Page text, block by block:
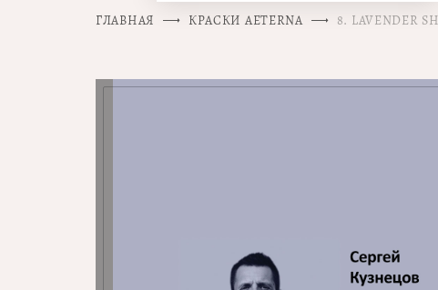
ГЛАВНАЯ КРАСКИ AETERNA 8. LAVENDER